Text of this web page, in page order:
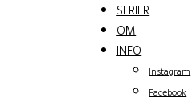
SERIER
OM
INFO
Instagram
Facebook